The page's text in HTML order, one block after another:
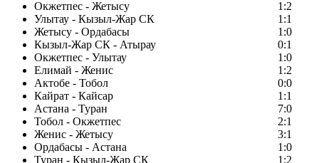
Окжетпес - Жетысу
1:2
Улытау - Кызыл-Жар СК
1:1
Жетысу - Ордабасы
1:0
Кызыл-Жар СК - Атырау
0:1
Окжетпес - Улытау
1:0
Елимай - Женис
1:2
Актобе - Тобол
0:0
Кайрат - Кайсар
1:1
Астана - Туран
7:0
Тобол - Окжетпес
2:1
Женис - Жетысу
3:1
Ордабасы - Астана
1:0
Туран - Кызыл-Жар СК
1:2